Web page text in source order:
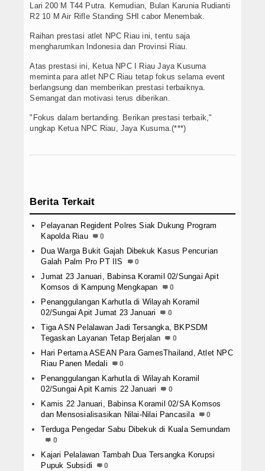
Lari 200 M T44 Putra. Kemudian, Bulan Karunia Rudianti
R2 10 M Air Rifle Standing SHI cabor Menembak.
Raihan prestasi atlet NPC Riau ini, tentu saja
mengharumkan Indonesia dan Provinsi Riau.
Atas prestasi ini, Ketua NPC I Riau Jaya Kusuma
meminta para atlet NPC Riau tetap fokus selama event
berlangsung dan memberikan prestasi terbaiknya.
Semangat dan motivasi terus diberikan.
"Fokus dalam bertanding. Berikan prestasi terbaik,"
ungkap Ketua NPC Riau, Jaya Kusuma.(***)
Berita Terkait
Pelayanan Regident Polres Siak Dukung Program
Kapolda Riau
0
Dua Warga Bukit Gajah Dibekuk Kasus Pencurian
Galah Palm Pro PT IIS
0
Jumat 23 Januari, Babinsa Koramil 02/Sungai Apit
Komsos di Kampung Mengkapan
0
Penanggulangan Karhutla di Wilayah Koramil
02/Sungai Apit Jumat 23 Januari
0
Tiga ASN Pelalawan Jadi Tersangka, BKPSDM
Tegaskan Layanan Tetap Berjalan
0
Hari Pertama ASEAN Para GamesThailand, Atlet NPC
Riau Panen Medali
0
Penanggulangan Karhutla di Wilayah Koramil
02/Sungai Apit Kamis 22 Januari
0
Kamis 22 Januari, Babinsa Koramil 02/SA Komsos
dan Mensosialisasikan Nilai-Nilai Pancasila
0
Terduga Pengedar Sabu Dibekuk di Kuala Semundam
0
Kajari Pelalawan Tambah Dua Tersangka Korupsi
Pupuk Subsidi
0